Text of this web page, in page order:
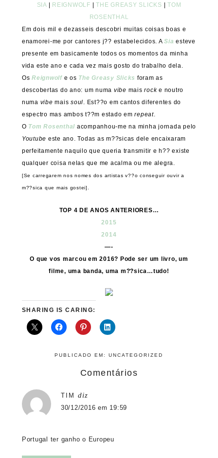
SIA| REIGNWOLF |THE GREASY SLICKS |TOM
ROSENTHAL
Em dois mil e dezasseis descobri muitas coisas boas e
enamorei-me por cantores j?? estabelecidos. ASia esteve
presente em basicamente todos os momentos da minha
vida este ano e cada vez mais gosto do trabalho dela.
OsReignwolfe os The Greasy Slicks foram as
descobertas do ano: um numa vibe maisrocke noutro
numa vibe maissoul . Est??o em cantos diferentes do
espectro mas ambos t??m estado emrepeat.
O Tom Rosenthal acompanhou-me na minha jornada pelo
Youtube este ano. Todas as m??sicas dele encaixaram
perfeitamente naquilo que queria transmitir e h?? existe
qualquer coisa nelas que me acalma ou me alegra.
[Se carregarem nos nomes dos artistas v??o conseguir ouvir a
m??sica que mais gostei].
TOP 4 DE ANOS ANTERIORES…
2015
2014
—-
O que vos marcou em 2016? Pode ser um livro, um
filme, uma banda, uma m??sica…tudo!
SHARING IS CARING:
PUBLICADO EM:UNCATEGORIZED
Comentários
TIM diz
30/12/2016 em 19:59
Portugal ter ganho o Europeu